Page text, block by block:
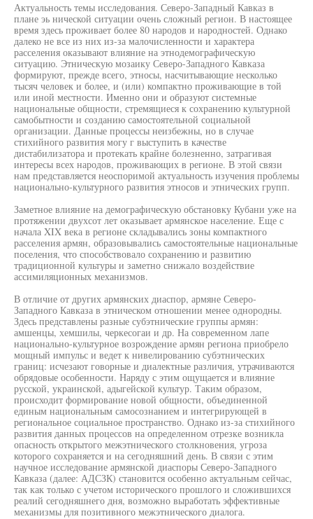
Актуальность темы исследования. Северо-Западный Кавказ в
плане эь нической ситуации очень сложный регион. В настоящее
время здесь проживает более 80 народов и народностей. Однако
далеко не все из них из-за малочисленности и характера
расселения оказывают влияние на этнодемографическую
ситуацию. Этническую мозаику Северо-Западного Кавказа
формируют, прежде всего, этносы, насчитывающие несколько
тысяч человек и более, и (или) компактно проживающие в той
или иной местности. Именно они и образуют системные
национальные общности, стремящиеся к сохранению культурной
самобытности и созданию самостоятельной социальной
организации. Данные процессы неизбежны, но в случае
стихийного развития могу г выступить в качестве
дистабилизатора и протекать крайне болезненно, затрагивая
интересы всех народов, проживающих в регионе. В этой связи
нам представляется неоспоримой актуальность изучения проблемы
национально-культурного развития этносов и этнических групп.
Заметное влияние на демографическую обстановку Кубани уже на
протяжении двухсот лет оказывает армянское население. Еще с
начала XIX века в регионе складывались зоны компактного
расселения армян, образовывались самостоятельные национальные
поселения, что способствовало сохранению и развитию
традиционной культуры и заметно снижало воздействие
ассимиляционных механизмов.
В отличие от других армянских диаспор, армяне Северо-
Западного Кавказа в этническом отношении менее однородны.
Здесь представлены разные субэтнические группы армян:
амшенцы, хемшилы, черкесогаи и др. На современном лапе
национально-культурное возрождение армян региона приобрело
мощный импульс и ведет к нивелированию субэтнических
границ: исчезают говорные и диалектные различия, утрачиваются
обрядовые особенности. Наряду с этим ощущается и влияние
русской, украинской, адыгейской культур. Таким образом,
происходит формирование новой общности, объединенной
единым национальным самосознанием и интегрирующей в
региональное социальное пространство. Однако из-за стихийного
развития данных процессов на определенном отрезке возникла
опасность открытого межэтнического столкновения, угроза
которого сохраняется и на сегодняшний день. В связи с этим
научное исследование армянской диаспоры Северо-Западного
Кавказа (далее: АДСЗК) становится особенно актуальным сейчас,
так как только с учетом исторического прошлого и сложившихся
реалий сегодняшнего дня, возможно выработать эффективные
механизмы для позитивного межэтнического диалога.